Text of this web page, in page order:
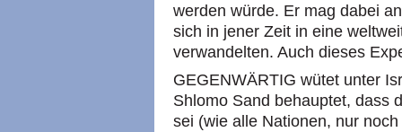
werden würde. Er mag dabei
sich in jener Zeit in eine
verwandelten. Auch dieses
GEGENWÄRTIG wütet unter
Shlomo Sand behauptet, dass
sei (wie alle Nationen, nur